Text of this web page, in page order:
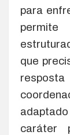
para
que
caráter